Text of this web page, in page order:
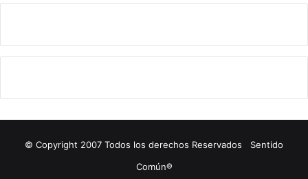
© Copyright 2007 Todos los derechos Reservados Sentido
Común®